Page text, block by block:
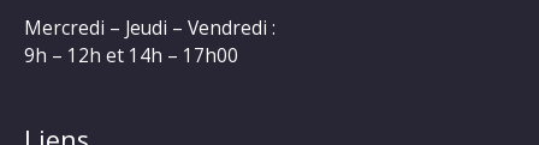
Mercredi – Jeudi – Vendredi :
9h – 12h et 14h – 17h00